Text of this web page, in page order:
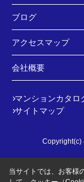
ブログ
アクセスマップ
会社概要
マンションカタロ
サイトマップ
Copyright(c)
当サイトでは、お客様